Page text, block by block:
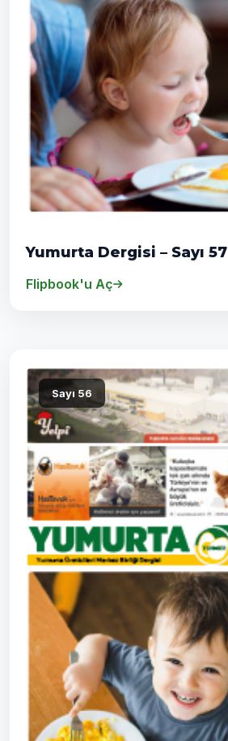
Yumurta Dergisi – Sayı 57
Flipbook'u Aç
Sayı 56